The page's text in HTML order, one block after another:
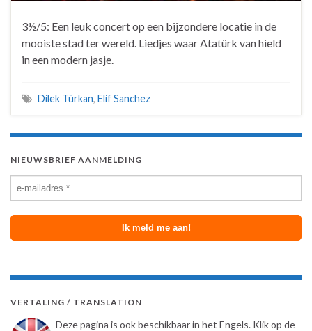
3½/5: Een leuk concert op een bijzondere locatie in de
mooiste stad ter wereld. Liedjes waar Atatürk van hield
in een modern jasje.
Dilek Türkan, Elif Sanchez
NIEUWSBRIEF AANMELDING
VERTALING / TRANSLATION
Deze pagina is ook beschikbaar in het Engels. Klik op de